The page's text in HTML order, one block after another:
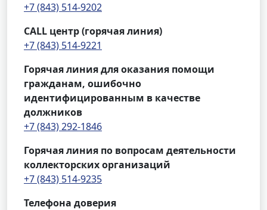
+7 (843) 514-9202
CALL центр (горячая линия)
+7 (843) 514-9221
Горячая линия для оказания помощи
гражданам, ошибочно
идентифицированным в качестве
должников
+7 (843) 292-1846
Горячая линия по вопросам деятельности
коллекторских организаций
+7 (843) 514-9235
Телефона доверия